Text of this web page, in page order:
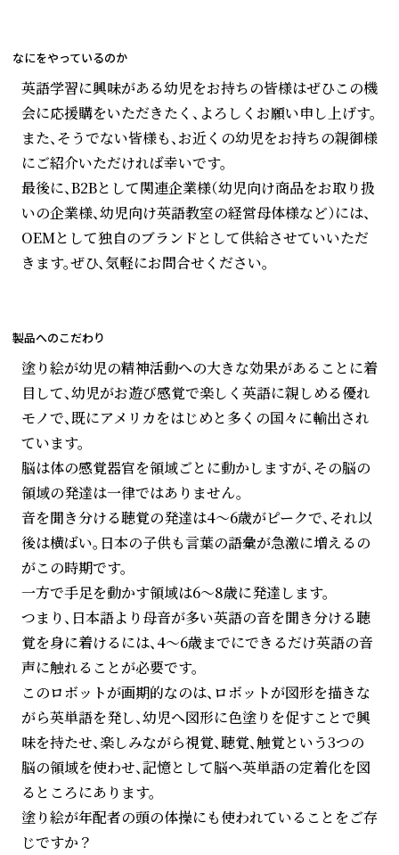
なにをやっているのか
英語学習に興味がある幼児をお持ちの皆様はぜひこの機
会に応援購をいただきたく、よろしくお願い申し上げす。
また、そうでない皆様も、お近くの幼児をお持ちの親御様
にご紹介いただければ幸いです。
最後に、B2Bとして関連企業様（幼児向け商品をお取り扱
いの企業様、幼児向け英語教室の経営母体様など）には、
OEMとして独自のブランドとして供給させていいただ
きます。ぜひ、気軽にお問合せください。
製品へのこだわり
塗り絵が幼児の精神活動への大きな効果があることに着
目して、幼児がお遊び感覚で楽しく英語に親しめる優れ
モノで、既にアメリカをはじめと多くの国々に輸出され
ています。
脳は体の感覚器官を領域ごとに動かしますが、その脳の
領域の発達は一律ではありません。
音を聞き分ける聴覚の発達は4～6歳がピークで、それ以
後は横ばい。日本の子供も言葉の語彙が急激に増えるの
がこの時期です。
一方で手足を動かす領域は6～8歳に発達します。
つまり、日本語より母音が多い英語の音を聞き分ける聴
覚を身に着けるには、4～6歳までにできるだけ英語の音
声に触れることが必要です。
このロボットが画期的なのは、ロボットが図形を描きな
がら英単語を発し、幼児へ図形に色塗りを促すことで興
味を持たせ、楽しみながら視覚、聴覚、触覚という3つの
脳の領域を使わせ、記憶として脳へ英単語の定着化を図
るところにあります。
塗り絵が年配者の頭の体操にも使われていることをご存
じですか？